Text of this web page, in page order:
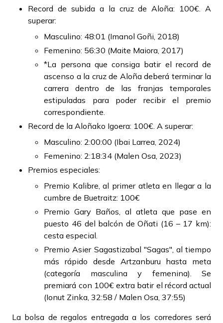
Record de subida a la cruz de Aloña: 100€. A
superar:
Masculino: 48:01 (Imanol Goñi, 2018)
Femenino: 56:30 (Maite Maiora, 2017)
*La persona que consiga batir el record de
ascenso a la cruz de Aloña deberá terminar la
carrera dentro de las franjas temporales
estipuladas para poder recibir el premio
correspondiente.
Record de la Aloñako Igoera: 100€. A superar:
Masculino: 2:00:00 (Ibai Larrea, 2024)
Femenino: 2:18:34 (Malen Osa, 2023)
Premios especiales:
Premio Kalibre, al primer atleta en llegar a la
cumbre de Buetraitz: 100€
Premio Gary Baños, al atleta que pase en
puesto 46 del balcón de Oñati (16 – 17 km):
cesta especial.
Premio Asier Sagastizabal "Sagas", al tiempo
más rápido desde Artzanburu hasta meta
(categoría masculina y femenina). Se
premiará con 100€ extra batir el récord actual
(Ionut Zinka, 32:58 / Malen Osa, 37:55)
La bolsa de regalos entregada a los corredores será